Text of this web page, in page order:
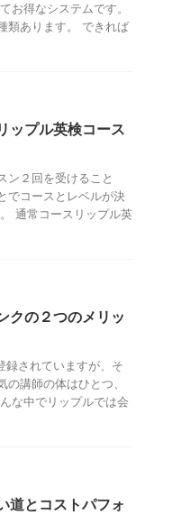
お得なシステムです。
類あります。 できれば
ップル英検コース
ン２回を受けること
でコースとレベルが決
通常コースリップル英
クの２つのメリッ
録されていますが、そ
講師の体はひとつ、
な中でリップルでは会
道とコストパフォ